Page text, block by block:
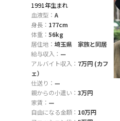
1991年生まれ
血液型： A
身長： 177cm
体重： 56kg
居住地： 埼玉県 家族と同居
給与収入： —
アルバイト収入： 7万円 (カフ
ェ）
仕送り： —
親からの小遣い： 3万円
家賃： —
自由になる金額： 10万円